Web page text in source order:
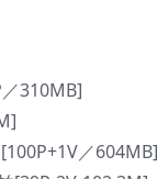
310MB]
／604MB]